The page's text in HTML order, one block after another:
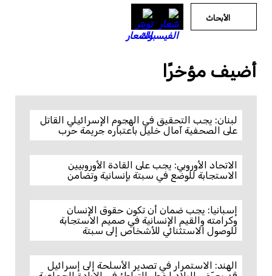
الأبحاث
أضيف مؤخرًا
لبنان: يجب التحقيق في الهجوم الإسرائيلي القاتل
على الصحفية آمال خليل باعتباره جريمة حرب
الاتحاد الأوروبي: يجب على القادة الأوروبيين
الاستجابة للوضع في سبتة بإنسانية وتضامن
إسبانيا: يجب ضمان أن تكون حقوق الإنسان
وكرامته والقيم الإنسانية في صميم الاستجابة
للوصول الاستثنائي للأشخاص إلى سبتة
الهند: الاستمرار في تصدير الأسلحة إلى إسرائيل